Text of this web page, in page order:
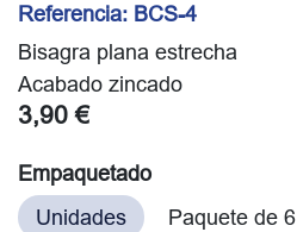
Referencia: BCS-4
Bisagra plana estrecha
Acabado zincado
3,90 €
Empaquetado
Unidades
Paquete de 6